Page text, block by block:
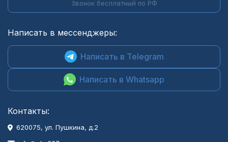
Звонок бесплатный по РФ
Написать в мессенджеры:
Написать в Telegram
Написать в Whatsapp
Контакты:
620075, ул. Пушкина, д.2